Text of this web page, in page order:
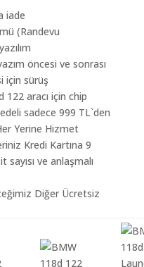
iade
(Randevu
öncesi ve sonrası
için sürüş
aracı için chip
sadece 999 TL`den
Yerine Hizmet
Kredi Kartına 9
ve anlaşmalı
Diğer Ücretsiz